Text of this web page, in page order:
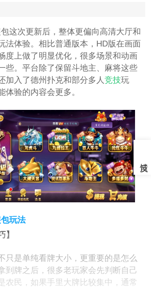
这次更新后，整体更偏向高清大厅和
法体验。相比普通版本，HD版在画面
度上做了明显优化，很多场景和动画
些。平台除了保留斗地主、麻将这些
加入了德州扑克和部分多人竞技玩
体验的内容会更多。
玩法
】
只是单纯看牌大小，更重要的是怎么
到牌之后，很多老玩家会先判断自己
农民，如果手里大牌比较集中，通常